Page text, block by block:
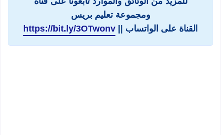
ومجموعة تعليم بريس
القناة على الواتساب || https://bit.ly/3OTwonv